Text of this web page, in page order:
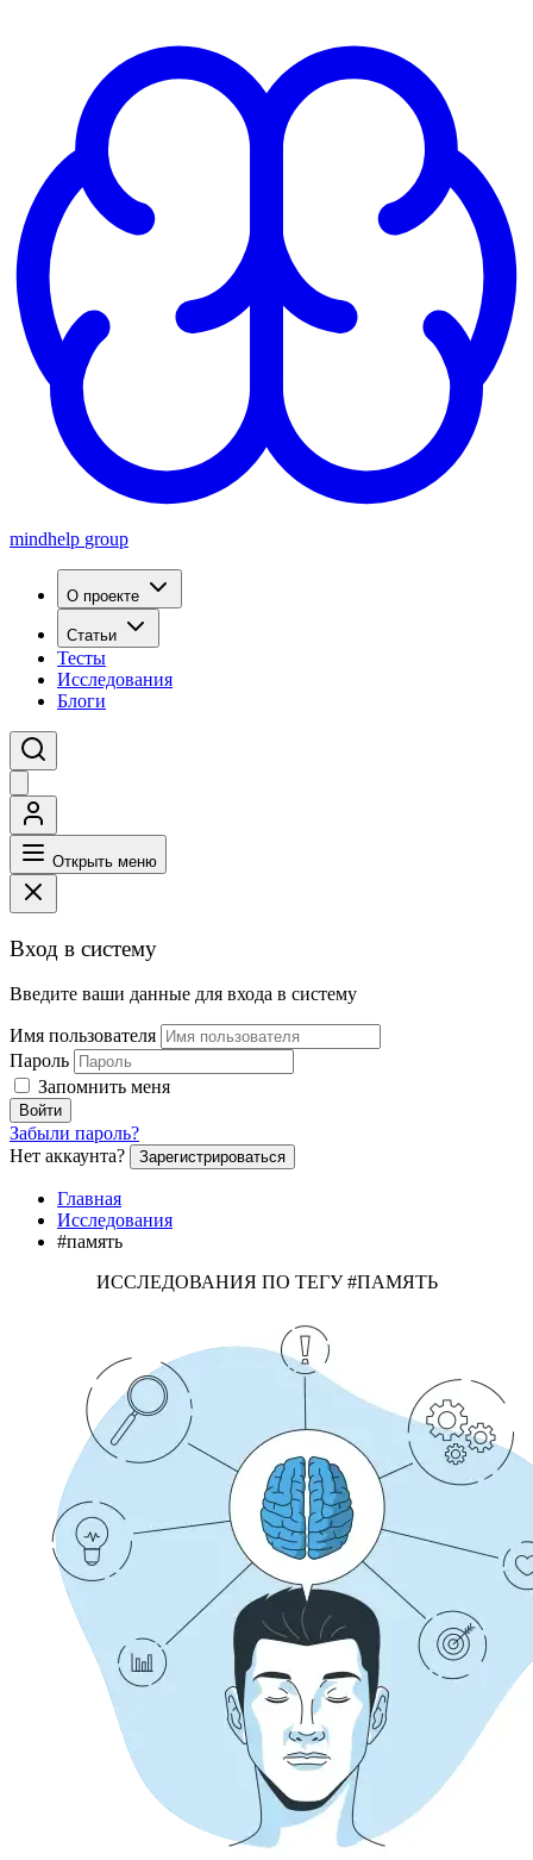
mindhelp group
О проекте
Статьи
Тесты
Исследования
Блоги
Открыть меню
Вход в систему
Введите ваши данные для входа в систему
Имя пользователя
Пароль
Запомнить меня
Войти
Забыли пароль?
Нет аккаунта?
Зарегистрироваться
Главная
Исследования
#память
ИССЛЕДОВАНИЯ ПО ТЕГУ #ПАМЯТЬ